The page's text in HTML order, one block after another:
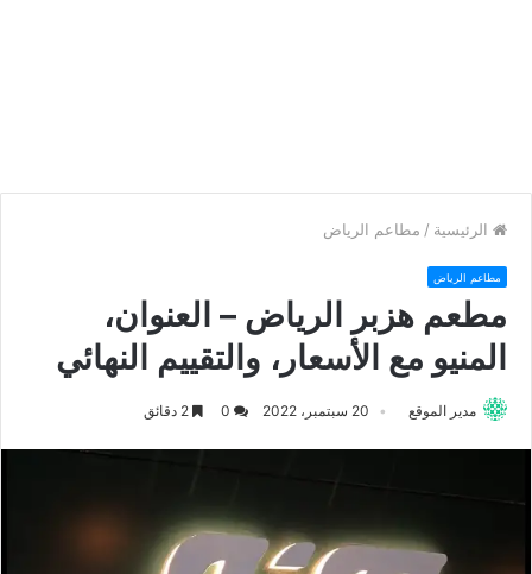
الرئيسية / مطاعم الرياض
مطاعم الرياض
مطعم هزبر الرياض – العنوان،
المنيو مع الأسعار، والتقييم النهائي
مدير الموقع 20 سبتمبر، 2022